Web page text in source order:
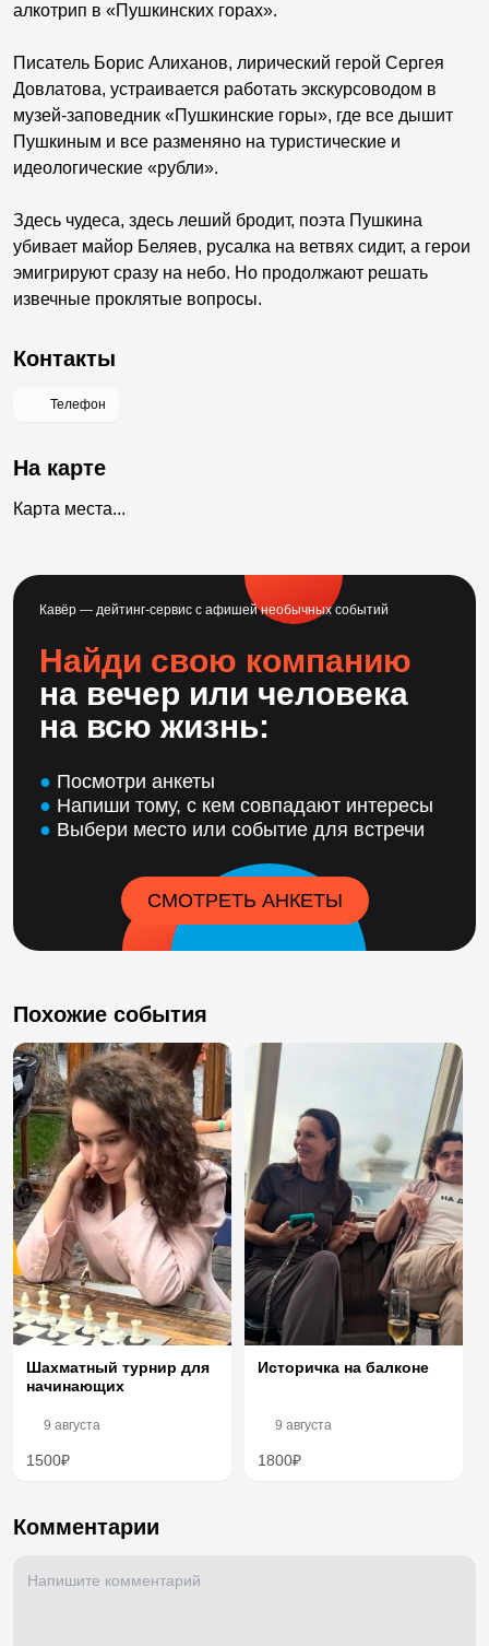
алкотрип в «Пушкинских горах».
Писатель Борис Алиханов, лирический герой Сергея
Довлатова, устраивается работать экскурсоводом в
музей-заповедник «Пушкинские горы», где все дышит
Пушкиным и все разменяно на туристические и
идеологические «рубли».
Здесь чудеса, здесь леший бродит, поэта Пушкина
убивает майор Беляев, русалка на ветвях сидит, а герои
эмигрируют сразу на небо. Но продолжают решать
извечные проклятые вопросы.
Контакты
Телефон
На карте
Карта места...
Кавёр — дейтинг-сервис с афишей необычных событий
Найди свою компанию
на вечер или человека
на всю жизнь:
● Посмотри анкеты
● Напиши тому, с кем совпадают интересы
● Выбери место или событие для встречи
СМОТРЕТЬ АНКЕТЫ
Похожие события
Шахматный турнир для
начинающих
9 августа
1500₽
Историчка на балконе
9 августа
1800₽
Комментарии